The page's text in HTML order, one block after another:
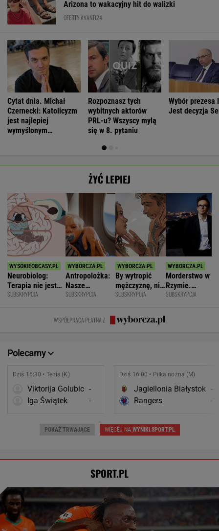
Arizona to wakacyjny hit do walizki
OFERTY AVANTI24
Cytat dnia. Michał
Czernecki: Katolicyzm
jest najlepiej
wymyślonym
Rozpoznasz tych
wybitnych aktorów
PRL-u? Wszyscy mylą
się w 8. pytaniu
Wybór prezesa
Jest decyzja
ŻYĆ LEPIEJ
Neurobiolog:
Terapia nie jest
konieczna. Mózg
SUBSKRYPCJA
Antropolożka:
Nasze
społeczeństwo
SUBSKRYPCJA
By wytropić
mężczyznę, nie
musi nawet
krzesła.
SUBSKRYPCJA
Morderstwo w
Rzymie.
Dlaczego
SUBSKRYPCJA
WSPÓŁPRACA PŁATNA Z
Polecamy
Dziś 16:30 • Tenis (K)
Viktorija Golubic -
Iga Świątek
-
Dziś 16:00 • Piłka nożna (M)
Jagiellonia Białystok -
Rangers
-
POKAŻ TRWAJĄCE WIĘCEJ NAWYNIKI.SPORT.PL
SPORT.PL